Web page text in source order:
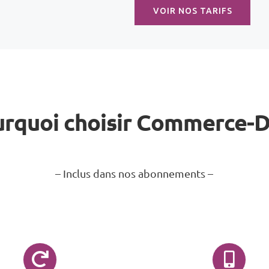
VOIR NOS TARIFS
choisir Commerce-
– Inclus dans nos abonnements –